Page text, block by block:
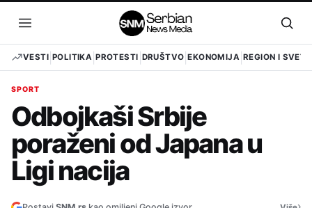
sadržaj
Otvori
meni
VESTI POLITIKA PROTESTI DRUŠTVO EKONOMIJA REGION I SVET
SPORT
Odbojkaši Srbije
poraženi od Japana u
Ligi nacija